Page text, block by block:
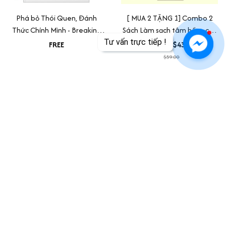
Tư vấn trực tiếp !
Phá bỏ Thói Quen, Đánh
Thức Chính Mình - Breaking
the Habit of Being Yourself
FREE
[ MUA 2 TẶNG 1] Combo 2
Sách Làm sạch tâm hồn - các
bài tập thiền+ Làm Sạch
Mạch Và Máu( tặng Muốn An
Được An))
$25.00 - $43.00
$59.00